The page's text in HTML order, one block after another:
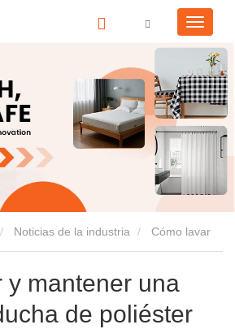
Noticias de la industria
de ducha de poliéster para una frescura
y mantener una
de poliéster